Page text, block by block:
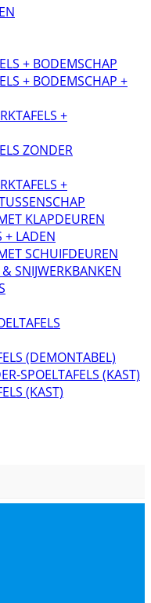
+ BODEMSCHAP
+ BODEMSCHAP +
+
ZONDER
+
KLAPDEUREN
+ LADEN
SCHUIFDEUREN
SNIJWERKBANKEN
(DEMONTABEL)
SPOELTAFELS (KAST)
(KAST)